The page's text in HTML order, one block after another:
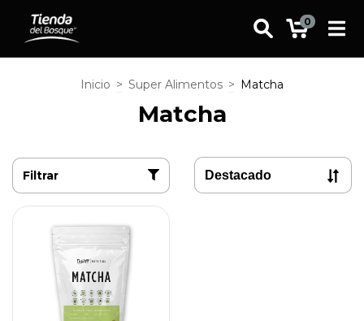
0
Inicio > Super Alimentos > Matcha
Matcha
Filtrar